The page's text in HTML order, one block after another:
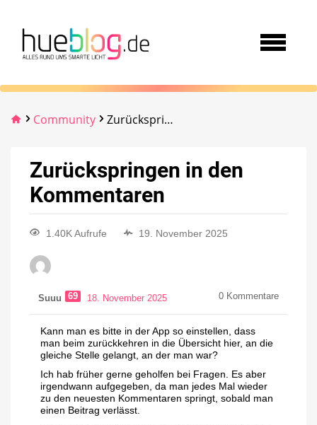
Community Zurückspringen in den Kommentaren
Zurückspringen in den
Kommentaren
1.40K Aufrufe 19. November 2025
Suuu 69 18. November 2025 0 Kommentare
Kann man es bitte in der App so einstellen, dass
man beim zurückkehren in die Übersicht hier, an die
gleiche Stelle gelangt, an der man war?
Ich hab früher gerne geholfen bei Fragen. Es aber
irgendwann aufgegeben, da man jedes Mal wieder
zu den neuesten Kommentaren springt, sobald man
einen Beitrag verlässt.